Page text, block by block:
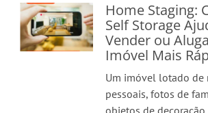
Home Staging:
Self Storage
Vender ou
Imóvel Mais
Um imóvel lotado de
pessoais, fotos de
objetos de decoração